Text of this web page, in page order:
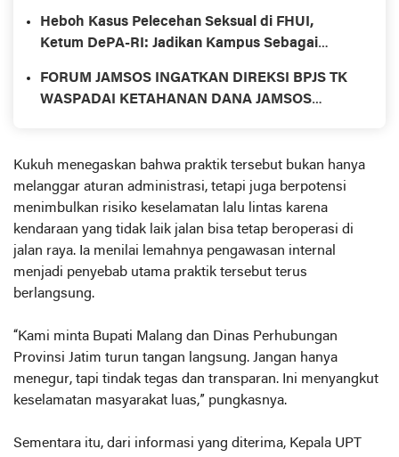
Heboh Kasus Pelecehan Seksual di FHUI,
Ketum DePA-RI: Jadikan Kampus Sebagai
FORUM JAMSOS INGATKAN DIREKSI BPJS TK
WASPADAI KETAHANAN DANA JAMSOS
Kukuh menegaskan bahwa praktik tersebut bukan hanya
melanggar aturan administrasi, tetapi juga berpotensi
menimbulkan risiko keselamatan lalu lintas karena
kendaraan yang tidak laik jalan bisa tetap beroperasi di
jalan raya. Ia menilai lemahnya pengawasan internal
menjadi penyebab utama praktik tersebut terus
berlangsung.
“Kami minta Bupati Malang dan Dinas Perhubungan
Provinsi Jatim turun tangan langsung. Jangan hanya
menegur, tapi tindak tegas dan transparan. Ini menyangkut
keselamatan masyarakat luas,” pungkasnya.
Sementara itu, dari informasi yang diterima, Kepala UPT